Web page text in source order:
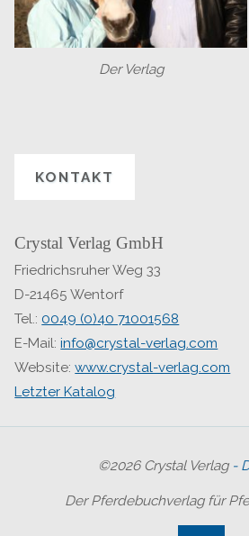
Der Verlag
KONTAKT
Crystal Verlag GmbH
Friedrichsruher Weg 33
D-21465 Wentorf
Tel.: 0049 (0)40 71001568
E-Mail:info@crystal-verlag.com
Website:www.crystal-verlag.com
Letzter Katalog
©2026 Crystal Verlag -
Der Pferdebuchverlag für